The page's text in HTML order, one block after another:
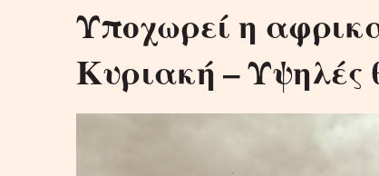
Υποχωρεί η
Κυριακή – Υψηλές